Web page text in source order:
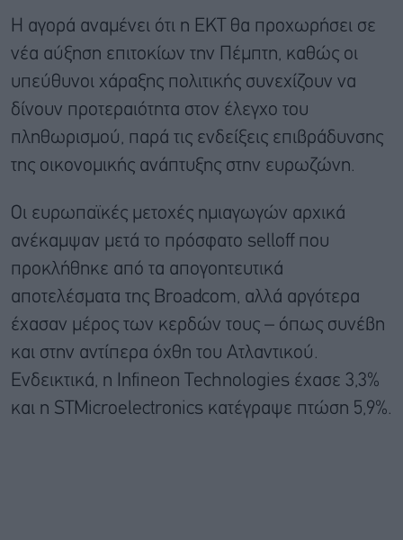
Η αγορά αναμένει ότι η EΚΤ θα προχωρήσει σε
νέα αύξηση επιτοκίων την Πέμπτη, καθώς οι
υπεύθυνοι χάραξης πολιτικής συνεχίζουν να
δίνουν προτεραιότητα στον έλεγχο του
πληθωρισμού, παρά τις ενδείξεις επιβράδυνσης
της οικονομικής ανάπτυξης στην ευρωζώνη.
Οι ευρωπαϊκές μετοχές ημιαγωγών αρχικά
ανέκαμψαν μετά το πρόσφατο selloff που
προκλήθηκε από τα απογοητευτικά
αποτελέσματα της Broadcom, αλλά αργότερα
έχασαν μέρος των κερδών τους – όπως συνέβη
και στην αντίπερα όχθη του Ατλαντικού.
Ενδεικτικά, η Infineon Technologies έχασε 3,3%
και η STMicroelectronics κατέγραψε πτώση 5,9%.